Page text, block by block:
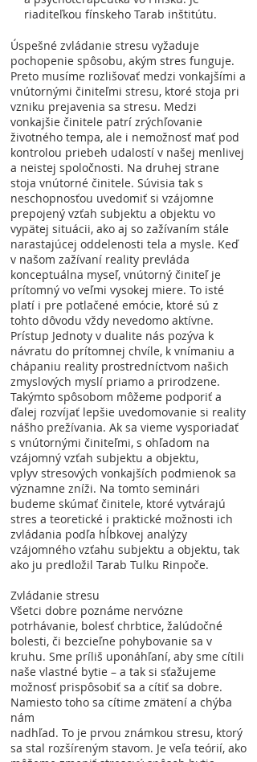
riaditeľkou fínskeho Tarab inštitútu.
Úspešné zvládanie stresu vyžaduje
pochopenie spôsobu, akým stres funguje.
Preto musíme rozlišovať medzi vonkajšími a
vnútornými činiteľmi stresu, ktoré stoja pri
vzniku prejavenia sa stresu. Medzi
vonkajšie činitele patrí zrýchľovanie
životného tempa, ale i nemožnosť mať pod
kontrolou priebeh udalostí v našej menlivej
a neistej spoločnosti. Na druhej strane
stoja vnútorné činitele. Súvisia tak s
neschopnosťou uvedomiť si vzájomne
prepojený vzťah subjektu a objektu vo
vypätej situácii, ako aj so zažívaním stále
narastajúcej oddelenosti tela a mysle. Keď
v našom zažívaní reality prevláda
konceptuálna myseľ, vnútorný činiteľ je
prítomný vo veľmi vysokej miere. To isté
platí i pre potlačené emócie, ktoré sú z
tohto dôvodu vždy nevedomo aktívne.
Prístup Jednoty v dualite nás pozýva k
návratu do prítomnej chvíle, k vnímaniu a
chápaniu reality prostredníctvom našich
zmyslových myslí priamo a prirodzene.
Takýmto spôsobom môžeme podporiť a
ďalej rozvíjať lepšie uvedomovanie si reality
nášho prežívania. Ak sa vieme vysporiadať
s vnútornými činiteľmi, s ohľadom na
vzájomný vzťah subjektu a objektu,
vplyv stresových vonkajších podmienok sa
významne zníži. Na tomto seminári
budeme skúmať činitele, ktoré vytvárajú
stres a teoretické i praktické možnosti ich
zvládania podľa hĺbkovej analýzy
vzájomného vzťahu subjektu a objektu, tak
ako ju predložil Tarab Tulku Rinpoče.
Zvládanie stresu
Všetci dobre poznáme nervózne
potrhávanie, bolesť chrbtice, žalúdočné
bolesti, či bezcieľne pohybovanie sa v
kruhu. Sme príliš uponáhľaní, aby sme cítili
naše vlastné bytie – a tak si sťažujeme
možnosť prispôsobiť sa a cítiť sa dobre.
Namiesto toho sa cítime zmätení a chýba
nám
nadhľad. To je prvou známkou stresu, ktorý
sa stal rozšíreným stavom. Je veľa teórií, ako